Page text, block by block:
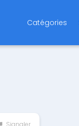
Catégories
Signaler